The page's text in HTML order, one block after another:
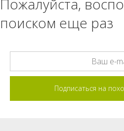
Пожалуйста,
поиском еще раз